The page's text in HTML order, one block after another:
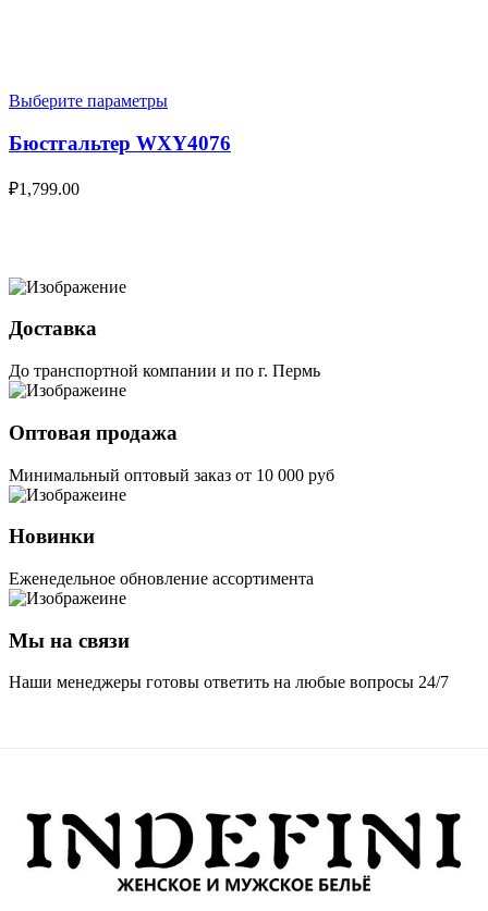
Выберите параметры
Бюстгальтер WXY4076
₽1,799.00
Доставка
До транспортной компании и по г. Пермь
Оптовая продажа
Минимальный оптовый заказ от 10 000 руб
Новинки
Еженедельное обновление ассортимента
Мы на связи
Наши менеджеры готовы ответить на любые вопросы 24/7